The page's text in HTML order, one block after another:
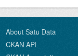
About Satu Data
CKAN API